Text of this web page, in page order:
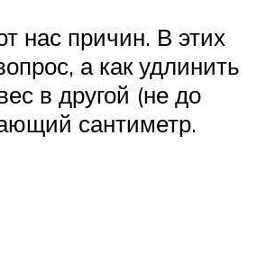
нас причин. В этих
а как удлинить
в другой (не до
сантиметр.